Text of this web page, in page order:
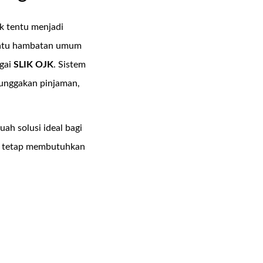
tentu menjadi
hambatan umum
SLIK OJK. Sistem
pinjaman,
solusi ideal bagi
membutuhkan